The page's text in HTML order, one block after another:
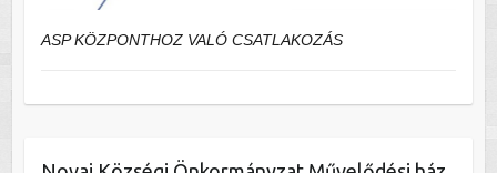
ASP KÖZPONTHOZ VALÓ CSATLAKOZÁS